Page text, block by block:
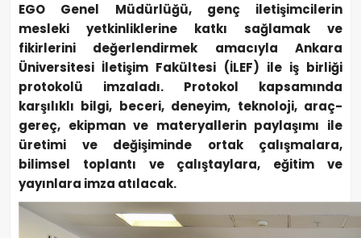
EGO Genel Müdürlüğü, genç iletişimcilerin
mesleki yetkinliklerine katkı sağlamak ve
fikirlerini değerlendirmek amacıyla Ankara
Üniversitesi İletişim Fakültesi (İLEF) ile iş birliği
protokolü imzaladı. Protokol kapsamında
karşılıklı bilgi, beceri, deneyim, teknoloji, araç-
gereç, ekipman ve materyallerin paylaşımı ile
üretimi ve değişiminde ortak çalışmalara,
bilimsel toplantı ve çalıştaylara, eğitim ve
yayınlara imza atılacak.